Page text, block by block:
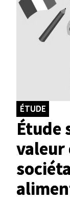
ÉTUDE
Étude
valeur